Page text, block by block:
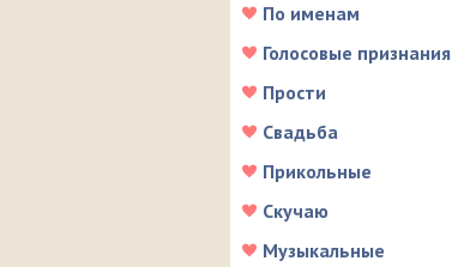
По именам
Голосовые признания
Прости
Свадьба
Прикольные
Скучаю
Музыкальные